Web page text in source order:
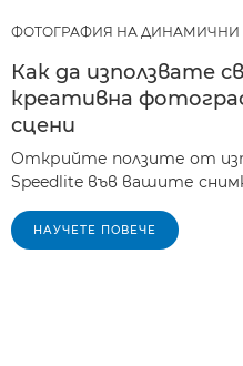
ФОТОГРАФИЯ НА ДИНАМИЧНИ
Как да използвате
креативна
сцени
Открийте ползите от
Speedlite във вашите
НАУЧЕТЕ ПОВЕЧЕ